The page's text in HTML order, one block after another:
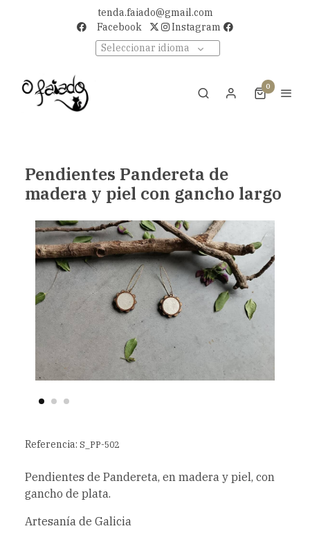
tenda.faiado@gmail.com
Facebook
Instagram
Seleccionar idioma
0
Pendientes Pandereta de
madera y piel con gancho largo
Referencia: S_PP-502
Pendientes de Pandereta, en madera y piel, con
gancho de plata.
Artesanía de Galicia